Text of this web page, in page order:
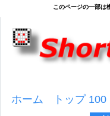
ホーム トップ 100